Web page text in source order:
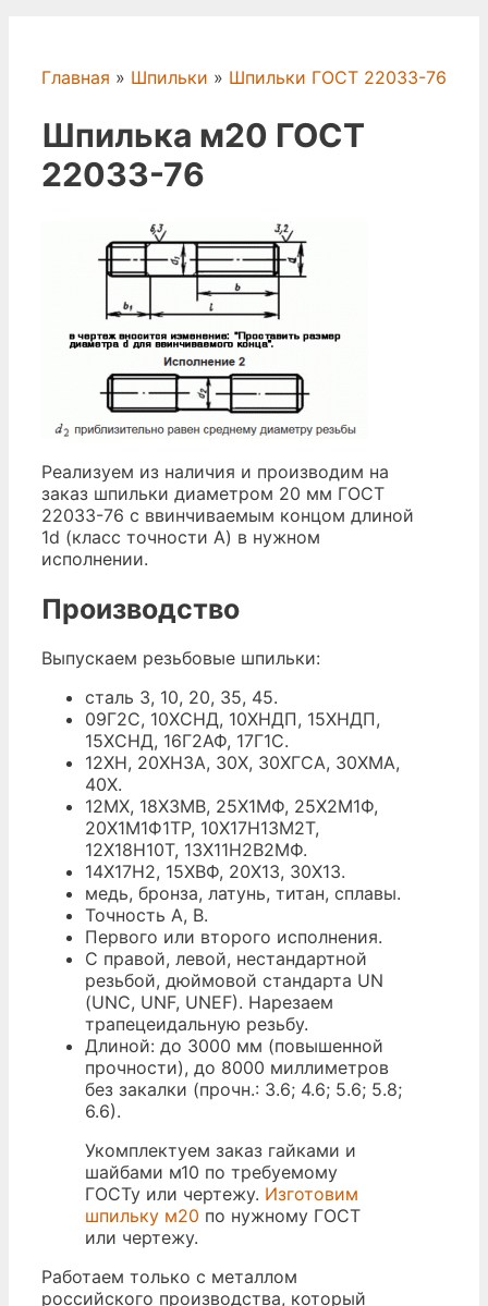
Главная » Шпильки » Шпильки ГОСТ 22033-76
Шпилька м20 ГОСТ
22033-76
Реализуем из наличия и производим на
заказ шпильки диаметром 20 мм ГОСТ
22033-76 с ввинчиваемым концом длиной
1d (класс точности А) в нужном
исполнении.
Производство
Выпускаем резьбовые шпильки:
сталь 3, 10, 20, 35, 45.
09Г2С, 10ХСНД, 10ХНДП, 15ХНДП,
15ХСНД, 16Г2АФ, 17Г1С.
12ХН, 20ХН3А, 30Х, 30ХГСА, 30ХМА,
40Х.
12МХ, 18Х3МВ, 25Х1МФ, 25Х2М1Ф,
20Х1М1Ф1ТР, 10Х17Н13М2Т,
12Х18Н10Т, 13Х11Н2В2МФ.
14Х17Н2, 15ХВФ, 20Х13, 30Х13.
медь, бронза, латунь, титан, сплавы.
Точность A, B.
Первого или второго исполнения.
С правой, левой, нестандартной
резьбой, дюймовой стандарта UN
(UNC, UNF, UNEF). Нарезаем
трапецеидальную резьбу.
Длиной: до 3000 мм (повышенной
прочности), до 8000 миллиметров
без закалки (прочн.: 3.6; 4.6; 5.6; 5.8;
6.6).
Укомплектуем заказ гайками и
шайбами м10 по требуемому
ГОСТу или чертежу. Изготовим
шпильку м20 по нужному ГОСТ
или чертежу.
Работаем только с металлом
российского производства, который